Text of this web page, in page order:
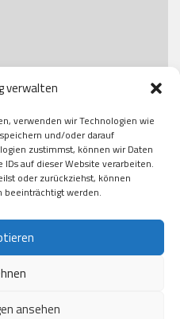
verwalten
verwenden wir Technologien wie
und/oder darauf
zustimmst, können wir Daten
auf dieser Website verarbeiten.
oder zurückziehst, können
beeinträchtigt werden.
ansehen